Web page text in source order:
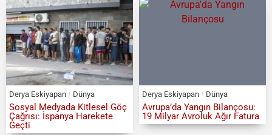
Derya Eskiyapan Dünya
Sosyal Medyada Kitlesel Göç
Çağrısı: İspanya Harekete
Geçti
Derya Eskiyapan Dünya
Avrupa’da Yangın Bilançosu:
19 Milyar Avroluk Ağır Fatura